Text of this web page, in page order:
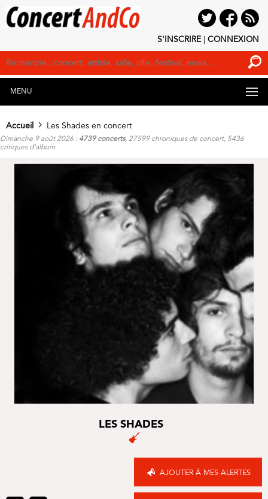
S'INSCRIRE CONNEXION
MENU
Accueil Les Shades en concert
Dimanche 9 août 2026 : 4739 concerts, 27599 chroniques de concert, 5436
critiques d'album.
LES SHADES
AJOUTER À MES ALERTES